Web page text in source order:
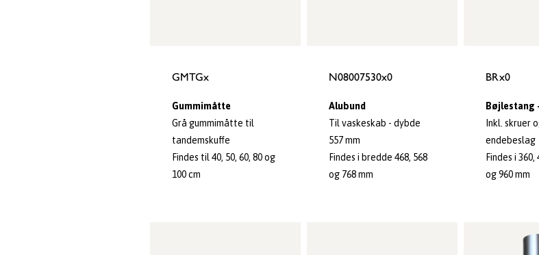
GMTGx
Gummimåtte
Grå gummimåtte til
tandemskuffe
Findes til 40, 50, 60, 80 og
100 cm
N08007530x0
Alubund
Til vaskeskab - dybde
557 mm
Findes i bredde 468, 568
og 768 mm
BRx0
Bøjlestang
Inkl. skruer
endebeslag
Findes i 360,
og 960 mm